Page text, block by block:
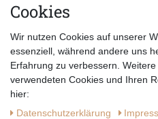
E-MAIL *
Cookies
Wir nutzen Cookies auf unserer
essenziell, während andere uns
Erfahrung zu verbessern.
verwendeten Cookies und Ihren
hier:
Daten­schutz­erklärung